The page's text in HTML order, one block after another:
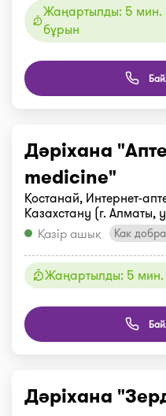
Жаңартылды: 5 мин.
бұрын
Дәріхана
medicine"
Қостанай, Интернет-
Казахстану (г. Алматы,
Қазір ашық
Как
Жаңартылды: 5 мин.
Дәріхана